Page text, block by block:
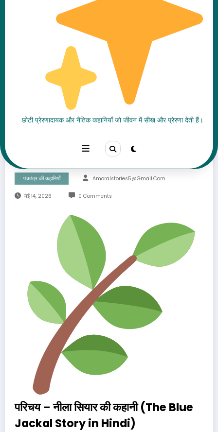
छोटी प्रेरणादायक और नैतिक कहानियाँ जो जीवन में सीख और प्रेरणा देती हैं।
नीला सियार की कहानी – घमंड और
झूठ का अंत बताने वाली प्रसिद्ध
पंचतंत्र कहानी
पंचतंत्र की कहानियाँ Amoralstories5@gmail.com
मई 14, 2026 0 Comments
परिचय – नीला सियार की कहानी (The Blue
Jackal Story in Hindi)